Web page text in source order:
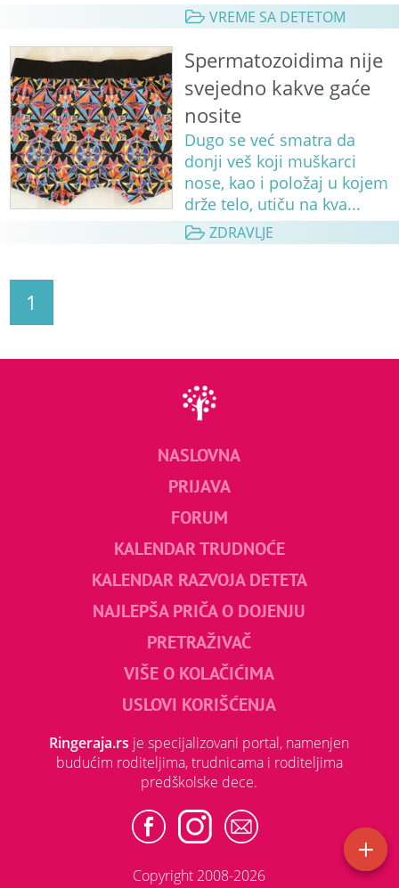
VREME SA DETETOM
Spermatozoidima nije
svejedno kakve gaće
nosite
Dugo se već smatra da
donji veš koji muškarci
nose, kao i položaj u kojem
drže telo, utiču na kva...
ZDRAVLJE
1
NASLOVNA
PRIJAVA
FORUM
KALENDAR TRUDNOĆE
KALENDAR RAZVOJA DETETA
NAJLEPŠA PRIČA O DOJENJU
PRETRAŽIVAČ
VIŠE O KOLAČIĆIMA
USLOVI KORIŠĆENJA
Ringeraja.rs je specijalizovani portal, namenjen
budućim roditeljima, trudnicama i roditeljima
predškolske dece.
Copyright 2008-2026